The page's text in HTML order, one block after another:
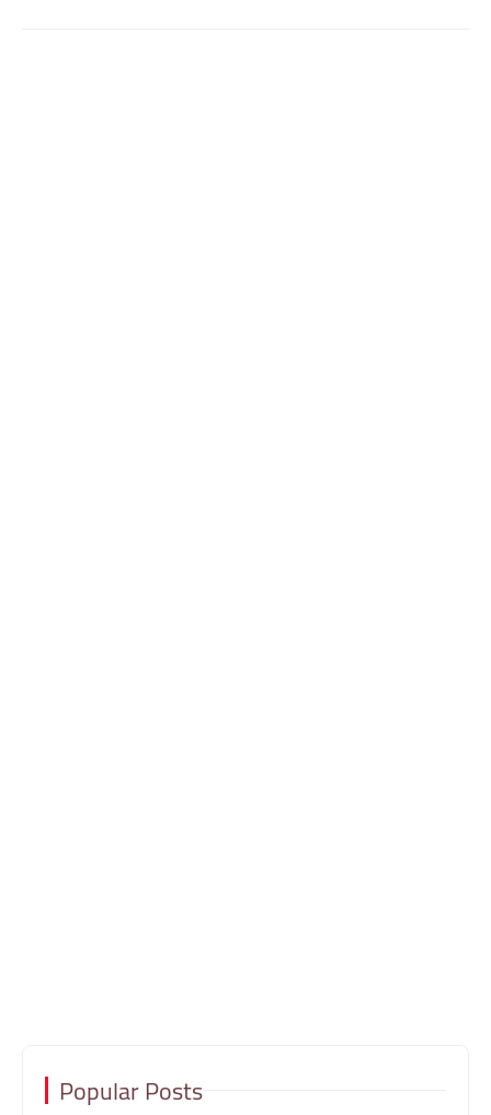
Popular Posts